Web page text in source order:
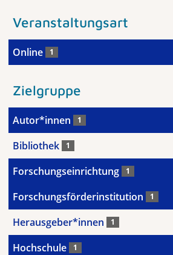
Veranstaltungsart
Online 1
Zielgruppe
Autor*innen 1
Bibliothek 1
Forschungseinrichtung 1
Forschungsförderinstitution 1
Herausgeber*innen 1
Hochschule 1